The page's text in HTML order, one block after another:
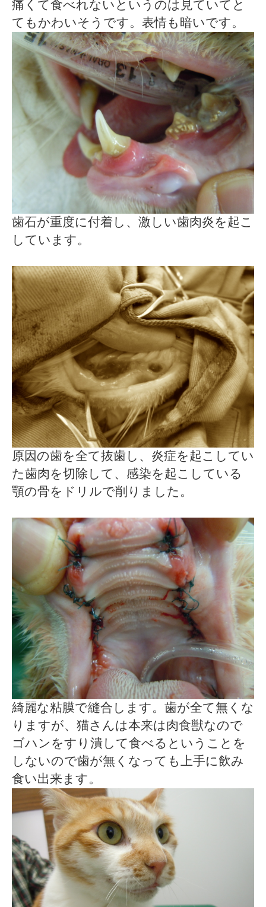
痛くて食べれないというのは見ていてと
てもかわいそうです。表情も暗いです。
歯石が重度に付着し、激しい歯肉炎を起こ
しています。
原因の歯を全て抜歯し、炎症を起こしてい
た歯肉を切除して、感染を起こしている
顎の骨をドリルで削りました。
綺麗な粘膜で縫合します。歯が全て無くな
りますが、猫さんは本来は肉食獣なので
ゴハンをすり潰して食べるということを
しないので歯が無くなっても上手に飲み
食い出来ます。